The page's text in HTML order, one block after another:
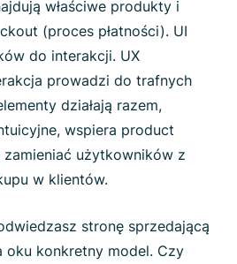
właściwe produkty i
(proces płatności). UI
do interakcji. UX
prowadzi do trafnych
działają razem,
wspiera product
użytkowników z
w klientów.
stronę sprzedającą
oku konkretny model. Czy